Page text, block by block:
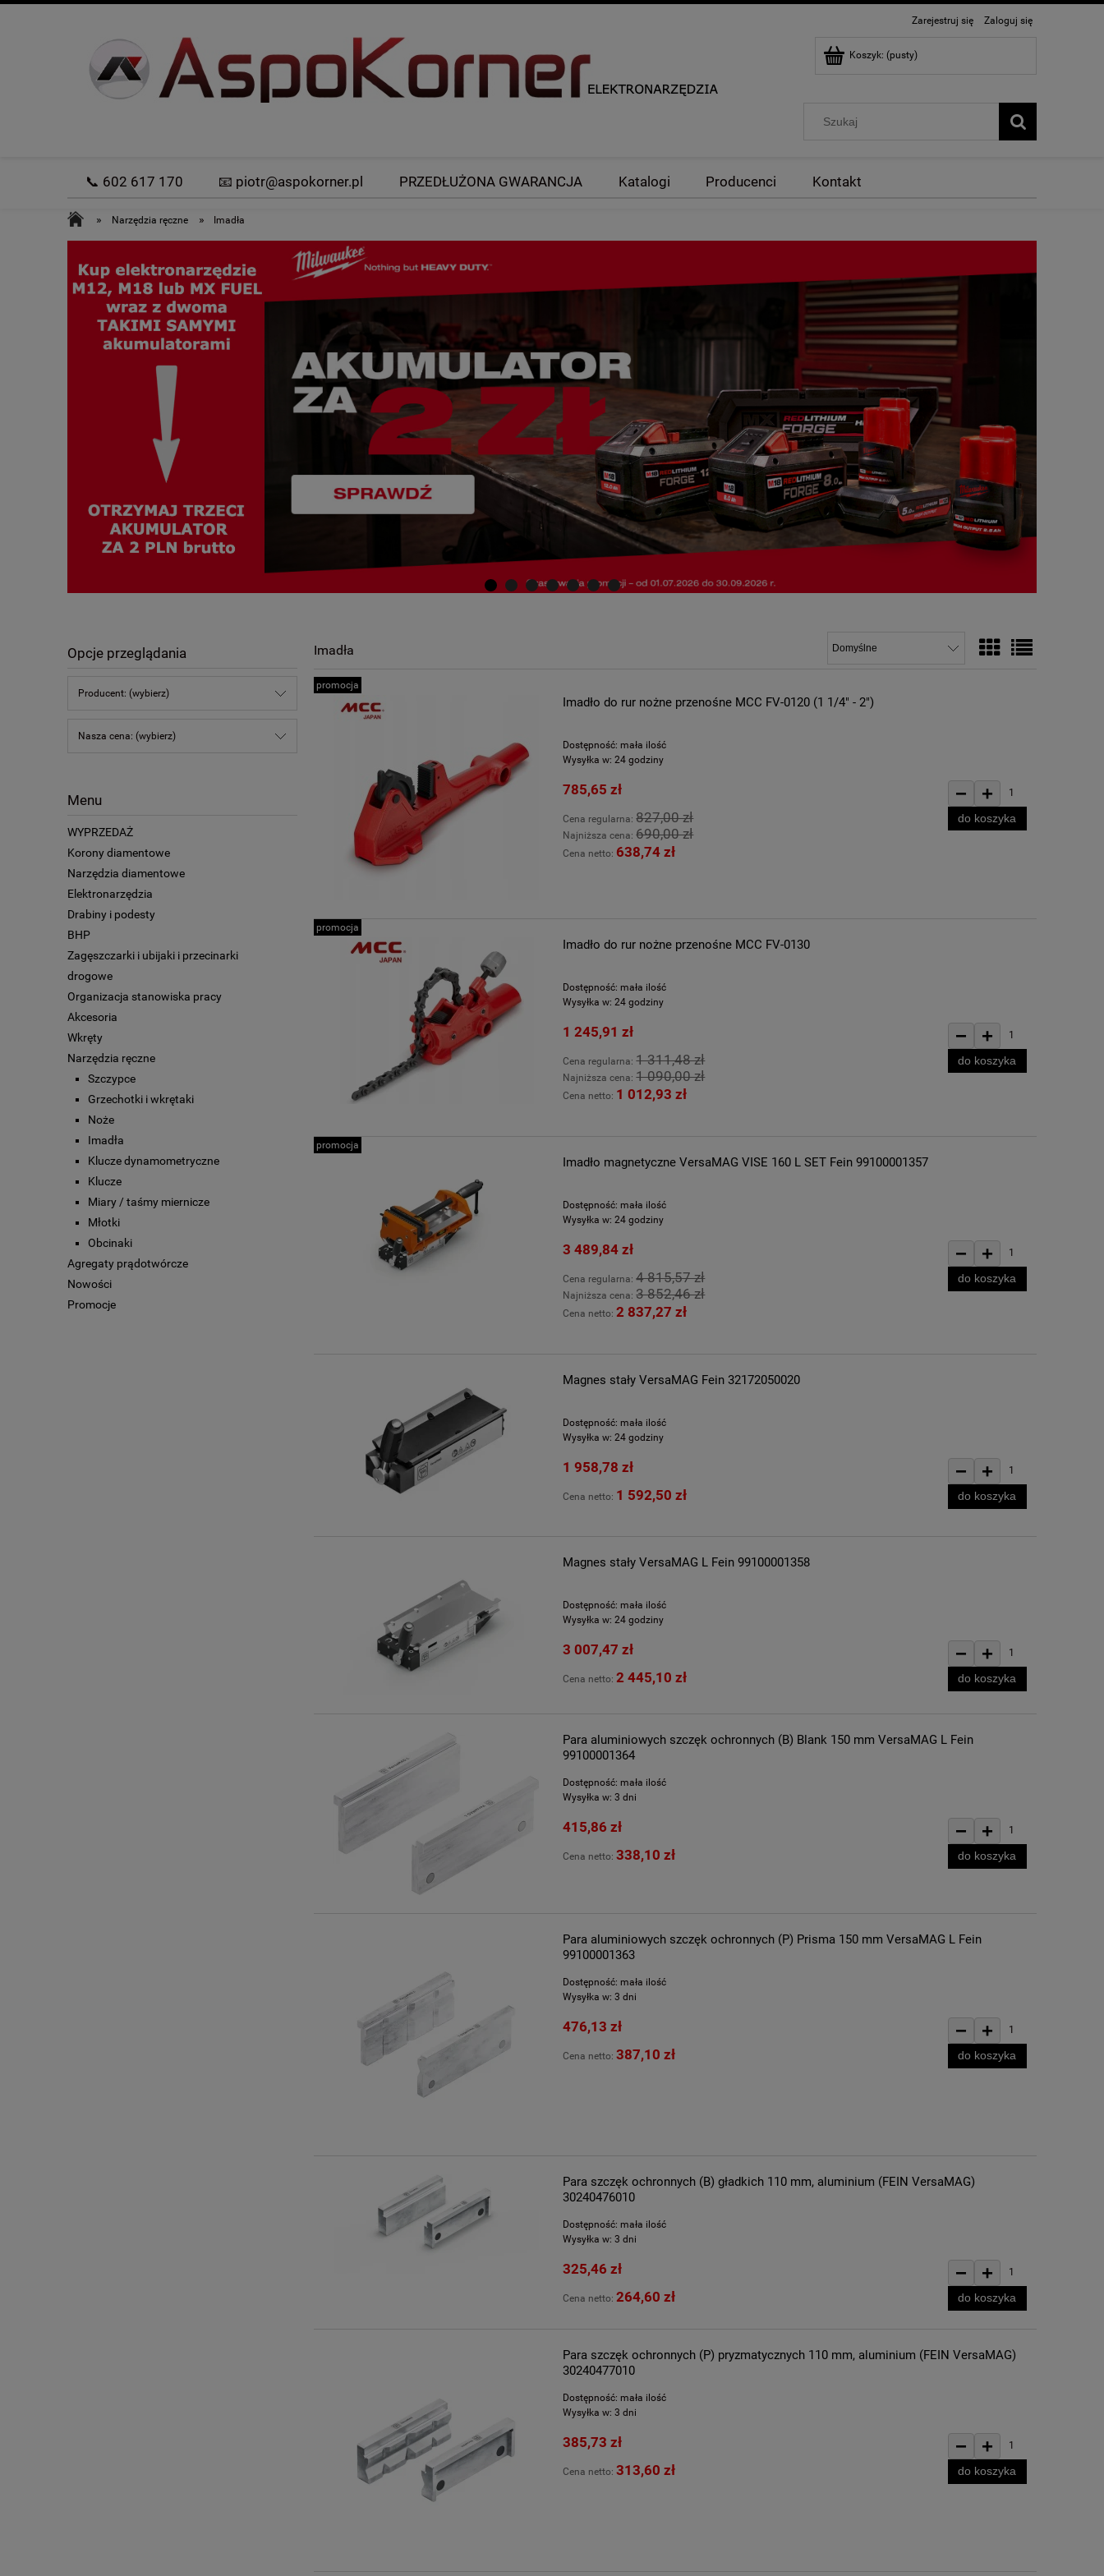
Zarejestruj się Zaloguj się
Koszyk: (pusty)
📞 602 617 170 📧 piotr@aspokorner.pl PRZEDŁUŻONA GWARANCJA Katalogi Producenci Kontakt
» Narzędzia ręczne » Imadła
Opcje przeglądania
Producent: (wybierz)
Nasza cena: (wybierz)
Menu
WYPRZEDAŻ
Korony diamentowe
Narzędzia diamentowe
Elektronarzędzia
Drabiny i podesty
BHP
Zagęszczarki i ubijaki i przecinarki
drogowe
Organizacja stanowiska pracy
Akcesoria
Wkręty
Narzędzia ręczne
Szczypce
Grzechotki i wkrętaki
Noże
Imadła
Klucze dynamometryczne
Klucze
Miary / taśmy miernicze
Młotki
Obcinaki
Agregaty prądotwórcze
Nowości
Promocje
Imadła
Imadło do rur nożne przenośne MCC FV-0120 (1 1/4" - 2")
Dostępność: mała ilość
Wysyłka w: 24 godziny
785,65 zł
Cena regularna:827,00 zł
Najniższa cena:690,00 zł
Cena netto: 638,74 zł
− + 1
do koszyka
promocja
Imadło do rur nożne przenośne MCC FV-0130
Dostępność: mała ilość
Wysyłka w: 24 godziny
1 245,91 zł
Cena regularna:1 311,48 zł
Najniższa cena:1 090,00 zł
Cena netto: 1 012,93 zł
− + 1
do koszyka
promocja
Imadło magnetyczne VersaMAG VISE 160 L SET Fein 99100001357
Dostępność: mała ilość
Wysyłka w: 24 godziny
3 489,84 zł
Cena regularna:4 815,57 zł
Najniższa cena:3 852,46 zł
Cena netto:2 837,27 zł
− + 1
do koszyka
promocja
Magnes stały VersaMAG Fein 32172050020
Dostępność: mała ilość
Wysyłka w: 24 godziny
1 958,78 zł
Cena netto: 1 592,50 zł
− + 1
do koszyka
Magnes stały VersaMAG L Fein 99100001358
Dostępność: mała ilość
Wysyłka w: 24 godziny
3 007,47 zł
Cena netto:2 445,10 zł
− + 1
do koszyka
Para aluminiowych szczęk ochronnych (B) Blank 150 mm VersaMAG L Fein
99100001364
Dostępność: mała ilość
Wysyłka w: 3 dni
415,86 zł
Cena netto:338,10 zł
− + 1
do koszyka
Para aluminiowych szczęk ochronnych (P) Prisma 150 mm VersaMAG L Fein
99100001363
Dostępność: mała ilość
Wysyłka w: 3 dni
476,13 zł
Cena netto:387,10 zł
− + 1
do koszyka
Para szczęk ochronnych (B) gładkich 110 mm, aluminium (FEIN VersaMAG)
30240476010
Dostępność: mała ilość
Wysyłka w: 3 dni
325,46 zł
Cena netto:264,60 zł
− + 1
do koszyka
Para szczęk ochronnych (P) pryzmatycznych 110 mm, aluminium (FEIN VersaMAG)
30240477010
Dostępność: mała ilość
Wysyłka w: 3 dni
385,73 zł
Cena netto:313,60 zł
− + 1
do koszyka